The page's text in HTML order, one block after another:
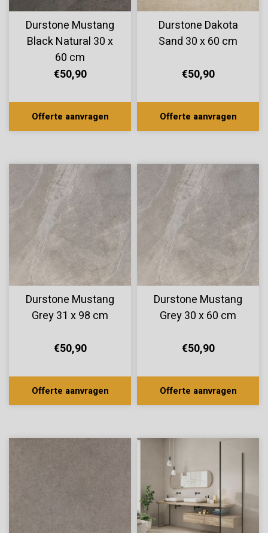
Durstone Mustang
Black Natural 30 x
60 cm
€50,90
Offerte aanvragen
Durstone Dakota
Sand 30 x 60 cm
€50,90
Offerte aanvragen
Durstone Mustang
Grey 31 x 98 cm
€50,90
Offerte aanvragen
Durstone Mustang
Grey 30 x 60 cm
€50,90
Offerte aanvragen